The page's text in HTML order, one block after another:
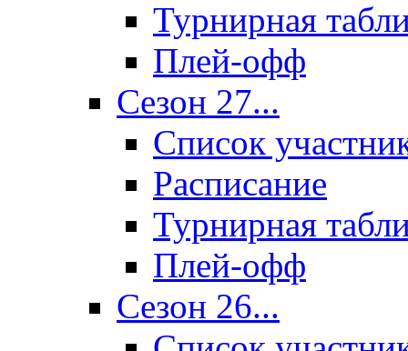
Турнирная
Плей-офф
Сезон 27...
Список
Расписание
Турнирная
Плей-офф
Сезон 26...